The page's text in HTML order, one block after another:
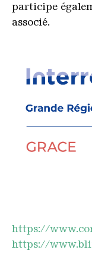
participe
associé.
https://
https://